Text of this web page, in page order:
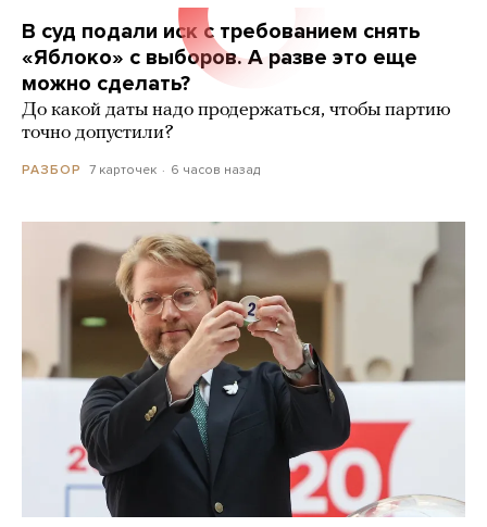
В суд подали иск с требованием снять
«Яблоко» с выборов. А разве это еще
можно сделать?
До какой даты надо продержаться, чтобы партию
точно допустили?
РАЗБОР 7 карточек 6 часов назад